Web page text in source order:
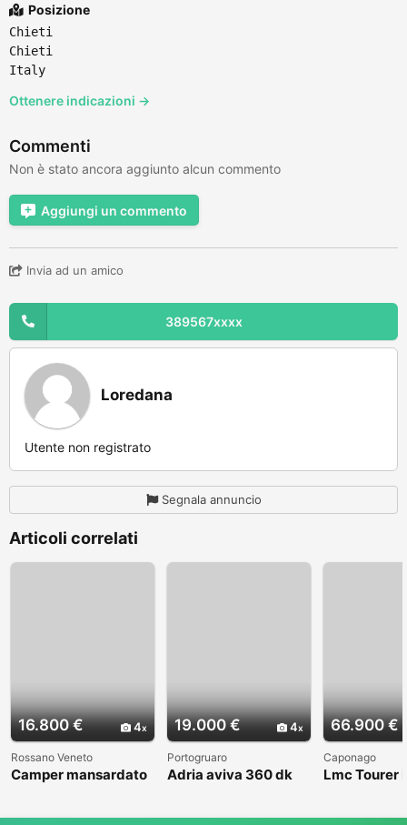
Posizione
Chieti
Chieti
Italy
Ottenere indicazioni →
Commenti
Non è stato ancora aggiunto alcun commento
Aggiungi un commento
Invia ad un amico
389567xxxx
Loredana
Utente non registrato
Segnala annuncio
Articoli correlati
16.800 € 4
Rossano Veneto
Camper mansardato
19.000 € 4
Portogruaro
Adria aviva 360 dk
66.900 €
Caponago
Lmc Tourer